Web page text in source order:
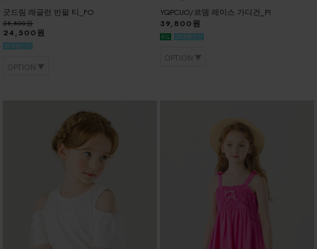
굿드림 래글런 반팔 티_FO
28,800원
24,500원
OPTION
YQPCUO/르뎀 레이스 가디건_PI
39,800원
OPTION